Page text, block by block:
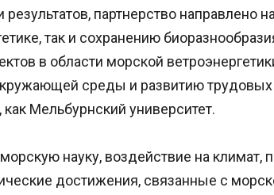
партнерство направлено
так и сохранению
в области морской
среды и развитию
Мельбурнский университет.
науку, воздействие на климат,
достижения, связанные с